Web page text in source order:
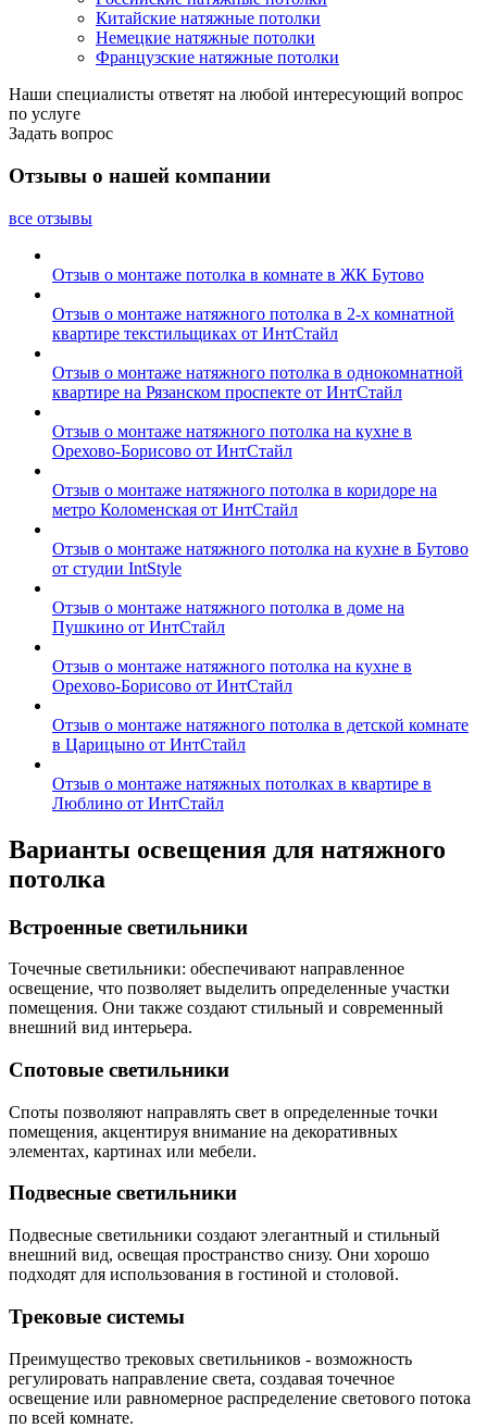
Китайские натяжные потолки
Немецкие натяжные потолки
Французские натяжные потолки
Наши специалисты ответят на любой интересующий вопрос
по услуге
Задать вопрос
Отзывы о нашей компании
все отзывы
Отзыв о монтаже потолка в комнате в ЖК Бутово
Отзыв о монтаже натяжного потолка в 2-х комнатной
квартире текстильщиках от ИнтСтайл
Отзыв о монтаже натяжного потолка в однокомнатной
квартире на Рязанском проспекте от ИнтСтайл
Отзыв о монтаже натяжного потолка на кухне в
Орехово-Борисово от ИнтСтайл
Отзыв о монтаже натяжного потолка в коридоре на
метро Коломенская от ИнтСтайл
Отзыв о монтаже натяжного потолка на кухне в Бутово
от студии IntStyle
Отзыв о монтаже натяжного потолка в доме на
Пушкино от ИнтСтайл
Отзыв о монтаже натяжного потолка на кухне в
Орехово-Борисово от ИнтСтайл
Отзыв о монтаже натяжного потолка в детской комнате
в Царицыно от ИнтСтайл
Отзыв о монтаже натяжных потолках в квартире в
Люблино от ИнтСтайл
Варианты освещения для натяжного
потолка
Встроенные светильники
Точечные светильники: обеспечивают направленное
освещение, что позволяет выделить определенные участки
помещения. Они также создают стильный и современный
внешний вид интерьера.
Спотовые светильники
Споты позволяют направлять свет в определенные точки
помещения, акцентируя внимание на декоративных
элементах, картинах или мебели.
Подвесные светильники
Подвесные светильники создают элегантный и стильный
внешний вид, освещая пространство снизу. Они хорошо
подходят для использования в гостиной и столовой.
Трековые системы
Преимущество трековых светильников - возможность
регулировать направление света, создавая точечное
освещение или равномерное распределение светового потока
по всей комнате.